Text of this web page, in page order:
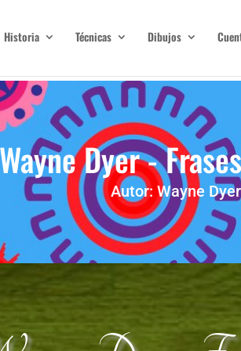
Historia Técnicas Dibujos
Dyer -
Autor: Wayne Dyer